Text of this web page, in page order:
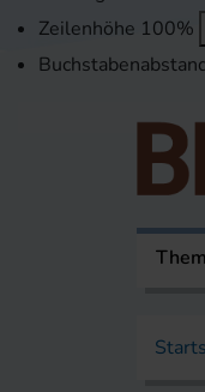
Zeilenhöhe 100%